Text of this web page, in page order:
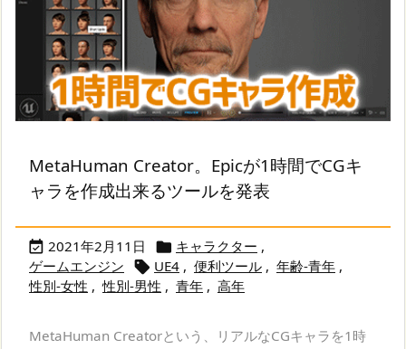
MetaHuman Creator。Epicが1時間でCGキ
ャラを作成出来るツールを発表
 2021年2月11日  キャラクター ,
ゲームエンジン
 UE4 , 便利ツール , 年齢-青年 ,
性別-女性 , 性別-男性 , 青年 , 高年
MetaHuman Creatorという、リアルなCGキャラを1時